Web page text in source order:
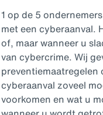
1 op de 5
met een cyberaanval.
of, maar wanneer u
van cybercrime. Wij
preventiemaatregelen
cyberaanval zoveel
voorkomen en wat u